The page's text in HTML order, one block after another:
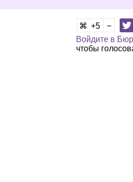
5
Войдите в
чтобы